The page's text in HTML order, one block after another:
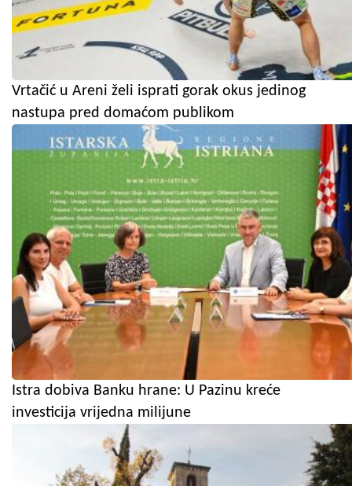
Vrtačić u Areni želi isprati gorak okus jedinog
nastupa pred domaćom publikom
Istra dobiva Banku hrane: U Pazinu kreće
investicija vrijedna milijune